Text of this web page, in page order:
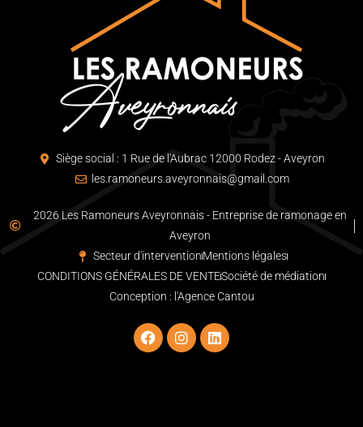
Siège social : 1 Rue de l'Aubrac 12000 Rodez - Aveyron
les.ramoneurs.aveyronnais@gmail.com
2026 Les Ramoneurs Aveyronnais - Entreprise de ramonage en
Aveyron
Secteur d'interventionMentions légales
CONDITIONS GÉNÉRALES DE VENTESociété de médiation
Conception : l'Agence Cantou